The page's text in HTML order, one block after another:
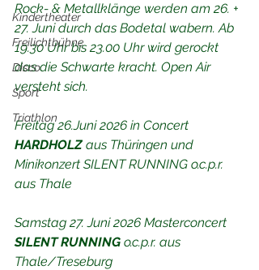
Kindertheater
Freilichtbühne
Disco
Sport
Triathlon
Rock- & Metallklänge werden am 26. +
27. Juni durch das Bodetal wabern. Ab
19.30 Uhr bis 23.00 Uhr wird gerockt
das die Schwarte kracht. Open Air
versteht sich.
Freitag 26.Juni 2026 in Concert
HARDHOLZ aus Thüringen und
Minikonzert SILENT RUNNING o.c.p.r.
aus Thale
Samstag 27. Juni 2026 Masterconcert
SILENT RUNNING o.c.p.r. aus
Thale/Treseburg